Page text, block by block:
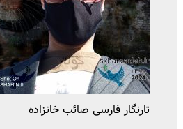
تارنگار فارسی صائب خانزاده